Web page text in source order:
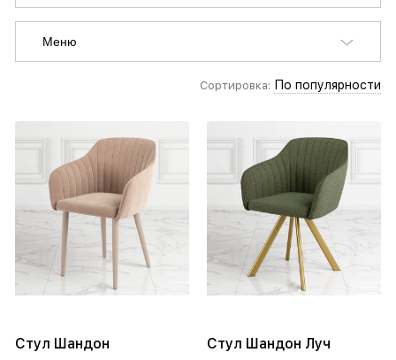
Меню
Сортировка: По популярности
Стул Шандон Стул Шандон Луч